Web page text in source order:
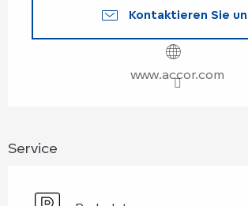
Kontaktieren Sie
www.accor.com
Service